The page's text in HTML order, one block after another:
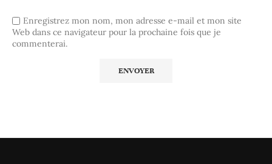
Enregistrez mon nom, mon adresse e-mail et mon site
Web dans ce navigateur pour la prochaine fois que je
commenterai.